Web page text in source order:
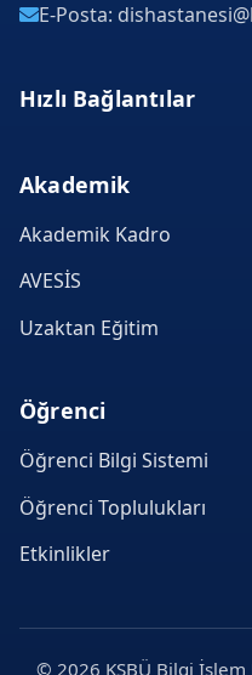
E-Posta:
Hızlı Bağlantılar
Akademik
Akademik Kadro
AVESİS
Uzaktan Eğitim
Öğrenci
Öğrenci Bilgi Sistemi
Öğrenci Toplulukları
Etkinlikler
© 2026 KSBÜ Bilgi İşlem